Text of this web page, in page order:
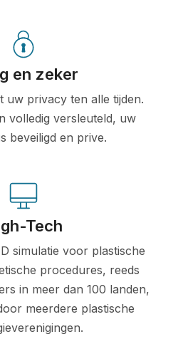
en zeker
uw privacy ten alle tijden.
volledig versleuteld, uw
beveiligd en prive.
Tech
simulatie voor plastische
procedures, reeds
in meer dan 100 landen,
meerdere plastische